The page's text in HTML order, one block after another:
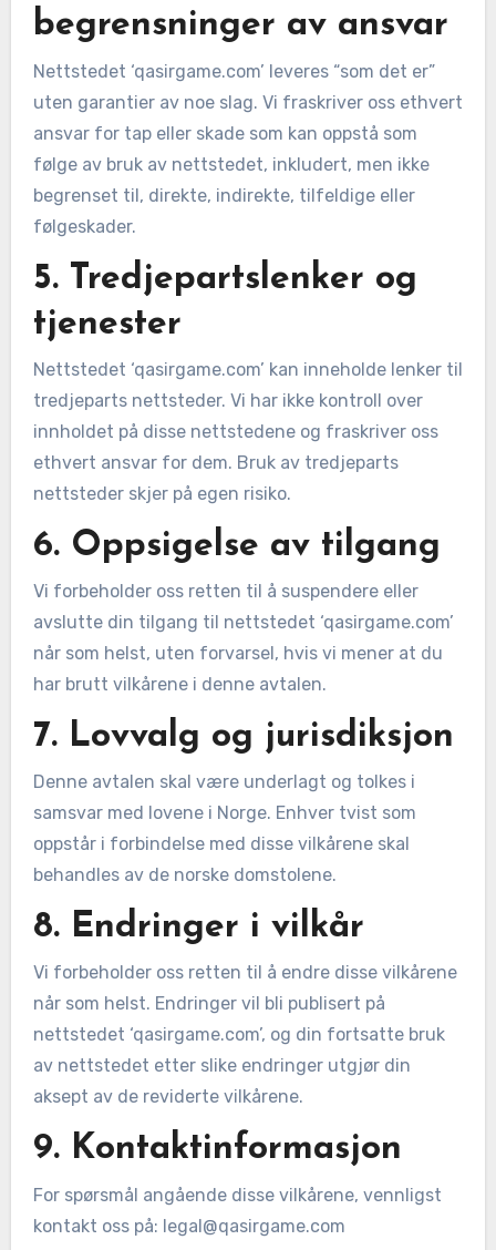
begrensninger av ansvar
Nettstedet ‘qasirgame.com’ leveres “som det er”
uten garantier av noe slag. Vi fraskriver oss ethvert
ansvar for tap eller skade som kan oppstå som
følge av bruk av nettstedet, inkludert, men ikke
begrenset til, direkte, indirekte, tilfeldige eller
følgeskader.
5. Tredjepartslenker og
tjenester
Nettstedet ‘qasirgame.com’ kan inneholde lenker til
tredjeparts nettsteder. Vi har ikke kontroll over
innholdet på disse nettstedene og fraskriver oss
ethvert ansvar for dem. Bruk av tredjeparts
nettsteder skjer på egen risiko.
6. Oppsigelse av tilgang
Vi forbeholder oss retten til å suspendere eller
avslutte din tilgang til nettstedet ‘qasirgame.com’
når som helst, uten forvarsel, hvis vi mener at du
har brutt vilkårene i denne avtalen.
7. Lovvalg og jurisdiksjon
Denne avtalen skal være underlagt og tolkes i
samsvar med lovene i Norge. Enhver tvist som
oppstår i forbindelse med disse vilkårene skal
behandles av de norske domstolene.
8. Endringer i vilkår
Vi forbeholder oss retten til å endre disse vilkårene
når som helst. Endringer vil bli publisert på
nettstedet ‘qasirgame.com’, og din fortsatte bruk
av nettstedet etter slike endringer utgjør din
aksept av de reviderte vilkårene.
9. Kontaktinformasjon
For spørsmål angående disse vilkårene, vennligst
kontakt oss på: legal@qasirgame.com